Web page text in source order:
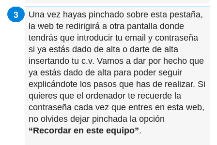
Una vez hayas pinchado sobre esta pestaña,
la web te redirigirá a otra pantalla donde
tendrás que introducir tu email y contraseña
si ya estás dado de alta o darte de alta
insertando tu c.v. Vamos a dar por hecho que
ya estás dado de alta para poder seguir
explicándote los pasos que has de realizar. Si
quieres que el ordenador te recuerde la
contraseña cada vez que entres en esta web,
no olvides dejar pinchada la opción
“Recordar en este equipo”.